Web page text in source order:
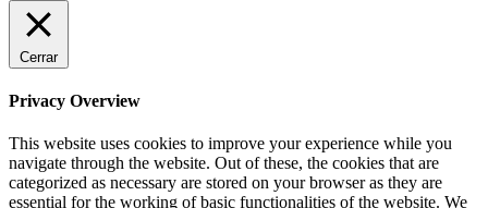
Cerrar
Privacy Overview
This website uses cookies to improve your experience while you
navigate through the website. Out of these, the cookies that are
categorized as necessary are stored on your browser as they are
essential for the working of basic functionalities of the website. We